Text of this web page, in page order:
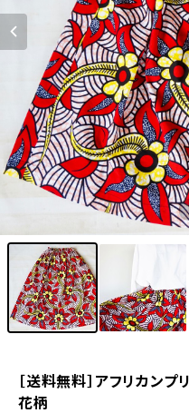
［送料無料］アフリカン
花柄